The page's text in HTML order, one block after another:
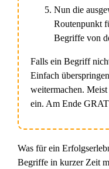
Nun die
Routenpunkt
Begriffe von
Falls ein Begriff
Einfach
weitermachen.
ein. Am Ende
Was für ein
Begriffe in kurzer Zeit